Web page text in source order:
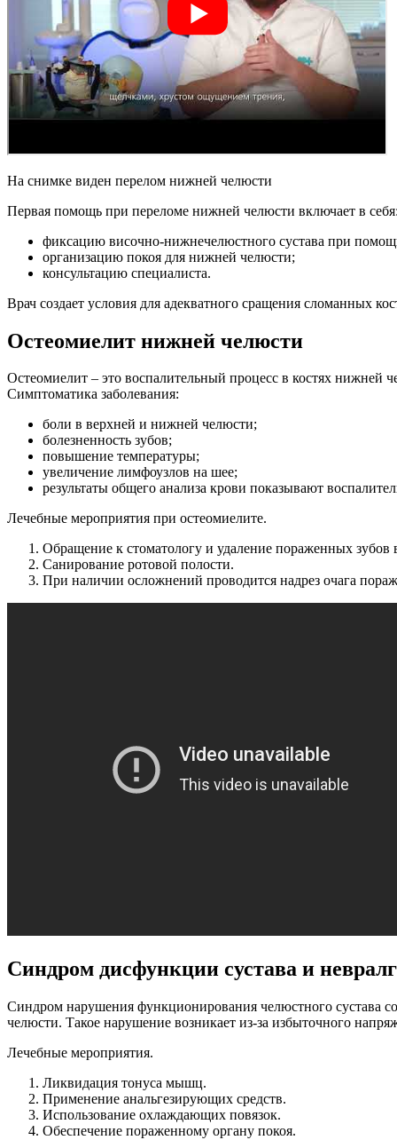
На снимке виден перелом нижней челюсти
Первая помощь при переломе нижней челюсти включает в
фиксацию височно-нижнечелюстного сустава при
организацию покоя для нижней челюсти;
консультацию специалиста.
Врач создает условия для адекватного сращения сломанных
Остеомиелит нижней челюсти
Остеомиелит – это воспалительный процесс в костях
Симптоматика заболевания:
боли в верхней и нижней челюсти;
болезненность зубов;
повышение температуры;
увеличение лимфоузлов на шее;
результаты общего анализа крови показывают
Лечебные мероприятия при остеомиелите.
Обращение к стоматологу и удаление пораженных зубов
Санирование ротовой полости.
При наличии осложнений проводится надрез очага
Синдром дисфункции сустава и
Синдром нарушения функционирования челюстного сустава
челюсти. Такое нарушение возникает из-за избыточного
Лечебные мероприятия.
Ликвидация тонуса мышц.
Применение анальгезирующих средств.
Использование охлаждающих повязок.
Обеспечение пораженному органу покоя.